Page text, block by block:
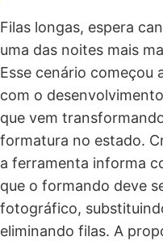
Filas longas, espera
uma das noites mais
Esse cenário começou
com o
que vem
formatura no estado.
a ferramenta informa
que o formando deve
fotográfico,
eliminando filas. A